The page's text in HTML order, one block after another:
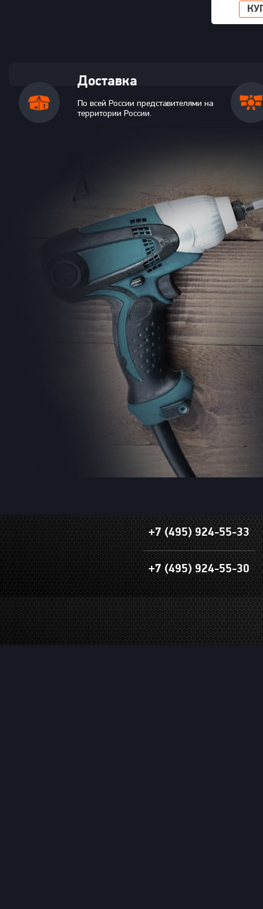
Доставка
По всей России представителями на
территории России.
+7 (495) 924-55-33
+7 (495) 924-55-30